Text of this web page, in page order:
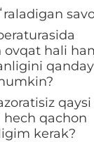
ovqat hali
qanday
qaysi
qachon
kerak?